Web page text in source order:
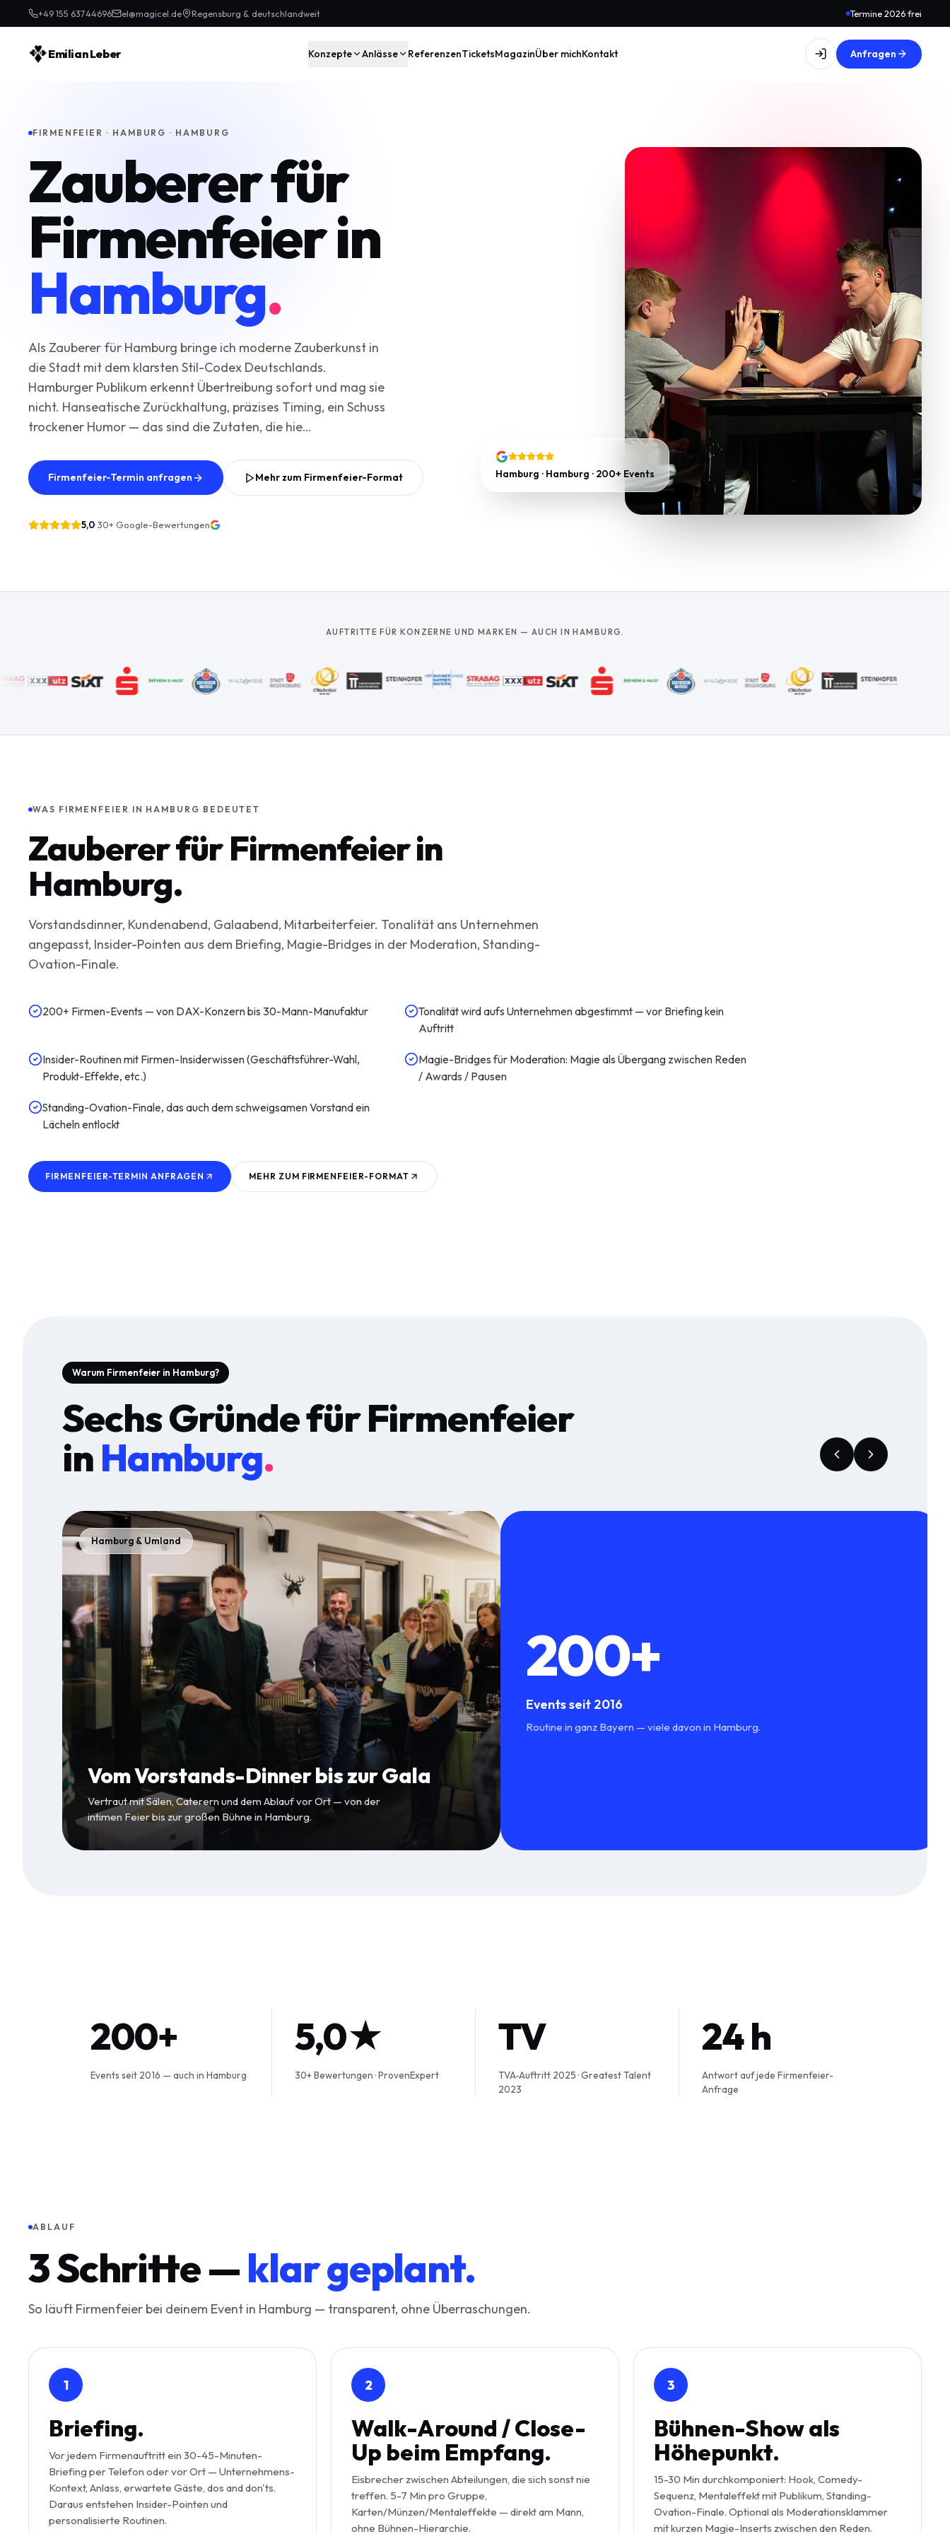
+49 155 63744696 el@magicel.de Regensburg & deutschlandweit Termine 2026 frei
Emilian Leber Konzepte Anlässe ReferenzenTicketsMagazinÜber michKontakt Anfragen
FIRMENFEIER · HAMBURG · HAMBURG
Zauberer für
Firmenfeier in
Hamburg.
Als Zauberer für Hamburg bringe ich moderne Zauberkunst in
die Stadt mit dem klarsten Stil-Codex Deutschlands.
Hamburger Publikum erkennt Übertreibung sofort und mag sie
nicht. Hanseatische Zurückhaltung, präzises Timing, ein Schuss
trockener Humor — das sind die Zutaten, die hie…
Firmenfeier-Termin anfragen Mehr zum Firmenfeier-Format
5,0·30+Google-Bewertungen
Hamburg · Hamburg · 200+ Events
AUFTRITTE FÜR KONZERNE UND MARKEN — AUCH IN HAMBURG.
WAS FIRMENFEIER IN HAMBURG BEDEUTET
Zauberer für Firmenfeier in
Hamburg.
Vorstandsdinner, Kundenabend, Galaabend, Mitarbeiterfeier. Tonalität ans Unternehmen
angepasst, Insider-Pointen aus dem Briefing, Magie-Bridges in der Moderation, Standing-
Ovation-Finale.
200+ Firmen-Events — von DAX-Konzern bis 30-Mann-Manufaktur
Tonalität wird aufs Unternehmen abgestimmt — vor Briefing kein
Auftritt
Insider-Routinen mit Firmen-Insiderwissen (Geschäftsführer-Wahl,
Produkt-Effekte, etc.)
Magie-Bridges für Moderation: Magie als Übergang zwischen Reden
/ Awards / Pausen
Standing-Ovation-Finale, das auch dem schweigsamen Vorstand ein
Lächeln entlockt
FIRMENFEIER-TERMIN ANFRAGEN MEHR ZUM FIRMENFEIER-FORMAT
Warum Firmenfeier in Hamburg?
Sechs Gründe fürFirmenfeier
inHamburg.
Hamburg & Umland
Vom Vorstands-Dinner bis zur Gala
Vertraut mit Sälen, Caterern und dem Ablauf vor Ort — von der
intimen Feier bis zur großen Bühne in Hamburg.
200+
Events seit 2016
Routine in ganz Bayern — viele davon in Hamburg.
200+
Events seit 2016 — auch in Hamburg
5,0★
30+ Bewertungen · ProvenExpert
TV
TVA-Auftritt 2025 · Greatest Talent
2023
24 h
Antwort auf jede Firmenfeier-
Anfrage
ABLAUF
3Schritte —klar geplant.
So läuft Firmenfeier bei deinem Event in Hamburg — transparent, ohne Überraschungen.
1
Briefing.
Vor jedem Firmenauftritt ein 30-45-Minuten-
Briefing per Telefon oder vor Ort — Unternehmens-
Kontext, Anlass, erwartete Gäste, dos and don'ts.
Daraus entstehen Insider-Pointen und
personalisierte Routinen.
2
Walk-Around / Close-
Up beim Empfang.
Eisbrecher zwischen Abteilungen, die sich sonst nie
treffen. 5-7 Min pro Gruppe,
Karten/Münzen/Mentaleffekte — direkt am Mann,
ohne Bühnen-Hierarchie.
3
Bühnen-Show als
Höhepunkt.
15-30 Min durchkomponiert: Hook, Comedy-
Sequenz, Mentaleffekt mit Publikum, Standing-
Ovation-Finale. Optional als Moderationsklammer
mit kurzen Magie-Inserts zwischen den Reden.